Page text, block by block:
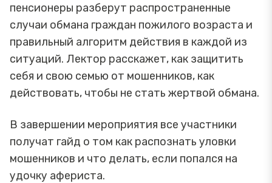
пенсионеры разберут распространенные
случаи обмана граждан пожилого возраста и
правильный алгоритм действия в каждой из
ситуаций. Лектор расскажет, как защитить
себя и свою семью от мошенников, как
действовать, чтобы не стать жертвой обмана.
В завершении мероприятия все участники
получат гайд о том как распознать уловки
мошенников и что делать, если попался на
удочку афериста.